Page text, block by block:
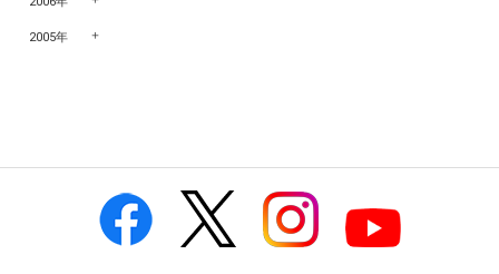
2005年